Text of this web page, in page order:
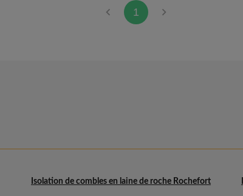
1
Isolation de combles en laine de roche Rochefort